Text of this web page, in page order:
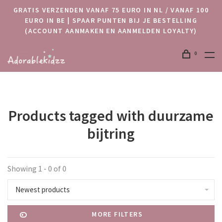
GRATIS VERZENDEN VANAF 75 EURO IN NL / VANAF 100
EURO IN BE | SPAAR PUNTEN BIJ JE BESTELLING
(ACCOUNT AANMAKEN EN AANMELDEN LOYALTY)
0
Products tagged with duurzame
bijtring
Showing 1 - 0 of 0
Newest products
MORE FILTERS